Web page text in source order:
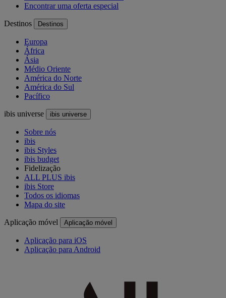
Encontrar uma oferta especial
Destinos Destinos
Europa
África
Ásia
Médio Oriente
América do Norte
América do Sul
Pacífico
ibis universe ibis universe
Sobre nós
ibis
ibis Styles
ibis budget
Fidelização
ALL PLUS ibis
ibis Store
Todos os idiomas
Mapa do site
Aplicação móvel Aplicação móvel
Aplicação para iOS
Aplicação para Android